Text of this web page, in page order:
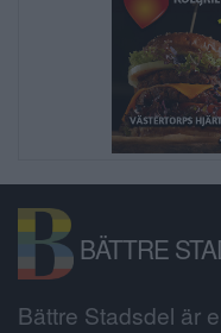
BÄTTRE
Bättre Stadsdel är